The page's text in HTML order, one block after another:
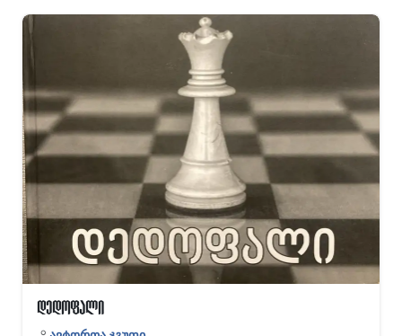
დედოფალი